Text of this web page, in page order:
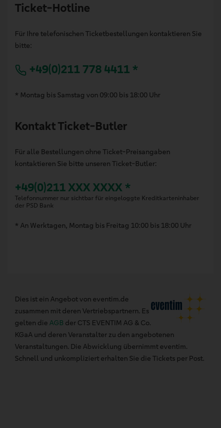
Ticket-Hotline
Für Ihre telefonischen Ticketbestellungen kontaktieren Sie
bitte:
+49(0)211 778 4411 *
* Montag bis Samstag von 09:00 bis 18:00 Uhr
Kontakt Ticket-Butler
Für alle Bestellungen ohne Ticket-Preisangaben
kontaktieren Sie bitte unseren Ticket-Butler:
+49(0)211 XXX XXXX *
Telefonnummer nur sichtbar für eingeloggte Kreditkarteninhaber
der PSD Bank
* An Werktagen, Montag bis Freitag 10:00 bis 18:00 Uhr
Dies ist ein Angebot von eventim.de
zusammen mit deren Vertriebspartnern. Es
gelten die AGB der CTS EVENTIM AG & Co.
KGaA und deren Veranstalter zu den angebotenen
Veranstaltungen. Die Abwicklung übernimmt eventim.
Schnell und unkompliziert erhalten Sie die Tickets per Post.